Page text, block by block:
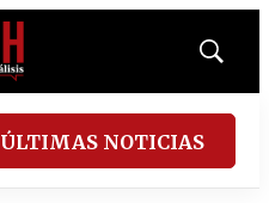
Mostrar
ÚLTIMAS NOTICIAS